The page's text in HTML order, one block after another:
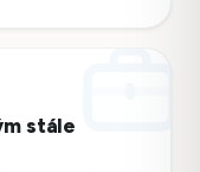
stále